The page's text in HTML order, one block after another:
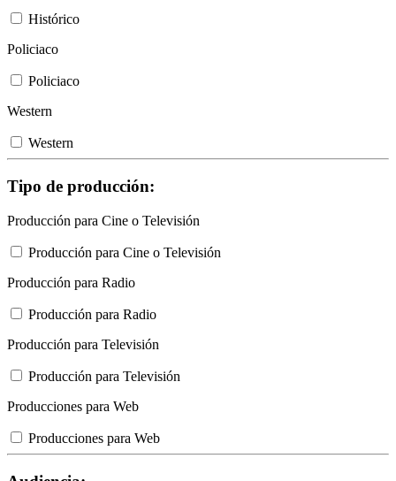
Histórico
Policiaco
Policiaco
Western
Western
Tipo de producción:
Producción para Cine o Televisión
Producción para Cine o Televisión
Producción para Radio
Producción para Radio
Producción para Televisión
Producción para Televisión
Producciones para Web
Producciones para Web